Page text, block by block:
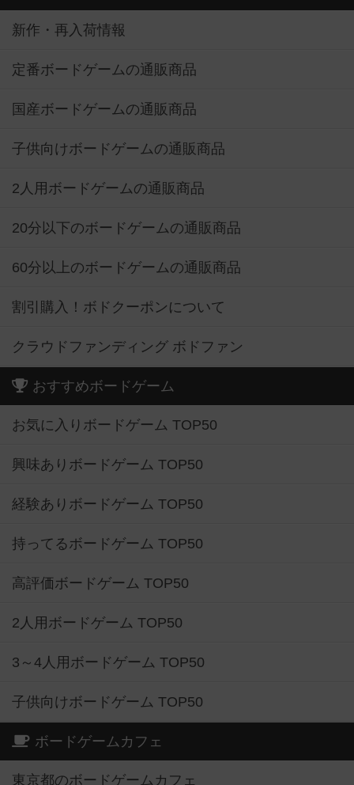
新作・再入荷情報
定番ボードゲームの通販商品
国産ボードゲームの通販商品
子供向けボードゲームの通販商品
2人用ボードゲームの通販商品
20分以下のボードゲームの通販商品
60分以上のボードゲームの通販商品
割引購入！ボドクーポンについて
クラウドファンディング ボドファン
おすすめボードゲーム
お気に入りボードゲーム TOP50
興味ありボードゲーム TOP50
経験ありボードゲーム TOP50
持ってるボードゲーム TOP50
高評価ボードゲーム TOP50
2人用ボードゲーム TOP50
3～4人用ボードゲーム TOP50
子供向けボードゲーム TOP50
ボードゲームカフェ
東京都のボードゲームカフェ